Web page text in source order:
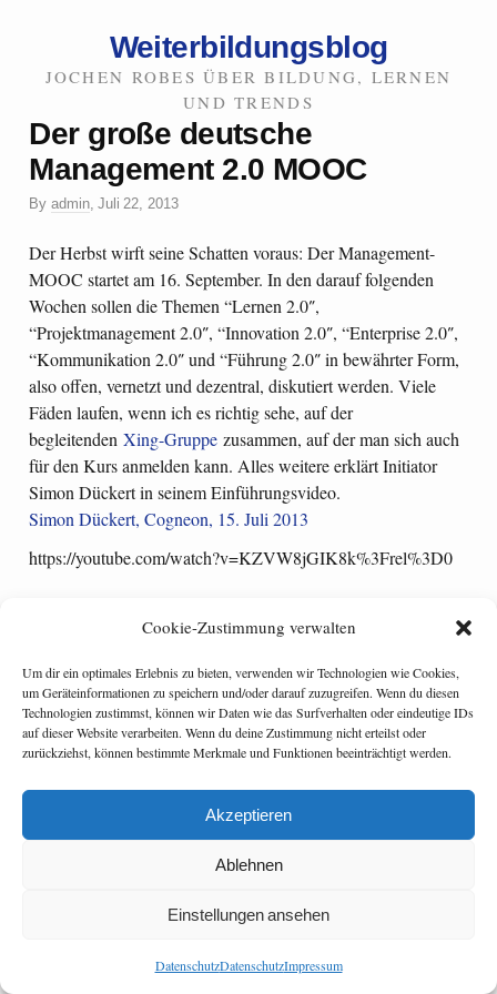
Cookie-Zustimmung verwalten
Um dir ein optimales Erlebnis zu bieten, verwenden wir Technologien wie Cookies,
um Geräteinformationen zu speichern und/oder darauf zuzugreifen. Wenn du diesen
Technologien zustimmst, können wir Daten wie das Surfverhalten oder eindeutige IDs
auf dieser Website verarbeiten. Wenn du deine Zustimmung nicht erteilst oder
zurückziehst, können bestimmte Merkmale und Funktionen beeinträchtigt werden.
Akzeptieren
Ablehnen
Einstellungen ansehen
DatenschutzDatenschutzImpressum
Weiterbildungsblog
JOCHEN ROBES ÜBER BILDUNG, LERNEN
UND TRENDS
Der große deutsche
Management 2.0 MOOC
By admin,Juli 22, 2013
Der Herbst wirft seine Schatten voraus: Der Management-
MOOC startet am 16. September. In den darauf folgenden
Wochen sollen die Themen “Lernen 2.0″,
“Projektmanagement 2.0″, “Innovation 2.0″, “Enterprise 2.0″,
“Kommunikation 2.0″ und “Führung 2.0″ in bewährter Form,
also offen, vernetzt und dezentral, diskutiert werden. Viele
Fäden laufen, wenn ich es richtig sehe, auf der
begleitendenXing-Gruppe zusammen, auf der man sich auch
für den Kurs anmelden kann. Alles weitere erklärt Initiator
Simon Dückert in seinem Einführungsvideo.
Simon Dückert, Cogneon, 15. Juli 2013
https://youtube.com/watch?v=KZVW8jGIK8k%3Frel%3D0
Categories:hr management,Open Course
Tagged:moocs
Vom E-Learning zum Mobile Learning – wie Smartphones und Tablet
PCs Lernen und Arbeit verbinden
Merging #mLearning with #MOOC is a good idea
Watson theme by The Theme Foundry